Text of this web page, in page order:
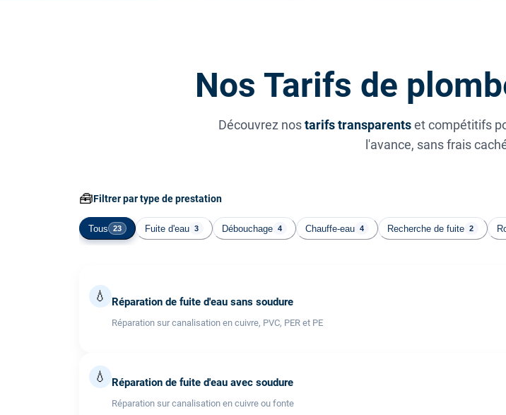
Nos Tarifs de
Découvrez nostarifs transparentset compétitifs
l'avance, sans frais
🧰Filtrer par type de prestation
Tous 23 Fuite d'eau 3 Débouchage 4 Chauffe-eau 4 Recherche de fuite 2
💧 Réparation de fuite d'eau sans soudure
Réparation sur canalisation en cuivre, PVC, PER et PE
💧 Réparation de fuite d'eau avec soudure
Réparation sur canalisation en cuivre ou fonte